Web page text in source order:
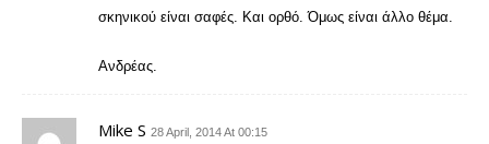
σκηνικού είναι σαφές. Και ορθό. Όμως είναι άλλο θέμα.
Ανδρέας.
Mike S 28 April, 2014 At 00:15